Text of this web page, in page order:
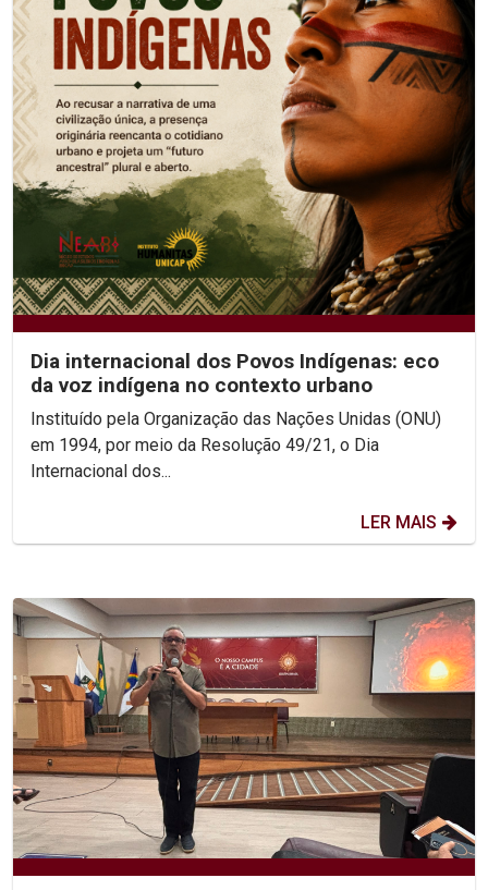
Dia internacional dos Povos Indígenas: eco
da voz indígena no contexto urbano
Instituído pela Organização das Nações Unidas (ONU)
em 1994, por meio da Resolução 49/21, o Dia
Internacional dos...
LER MAIS